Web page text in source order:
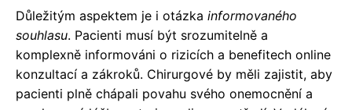
Důležitým aspektem je i otázka informovaného
souhlasu. Pacienti musí být srozumitelně a
komplexně informováni o rizicích a benefitech online
konzultací a zákroků. Chirurgové by měli zajistit, aby
pacienti plně chápali povahu svého onemocnění a